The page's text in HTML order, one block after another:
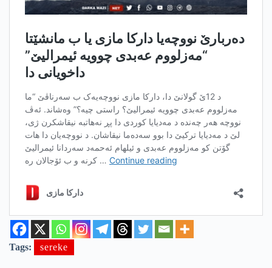
Tags: sereke